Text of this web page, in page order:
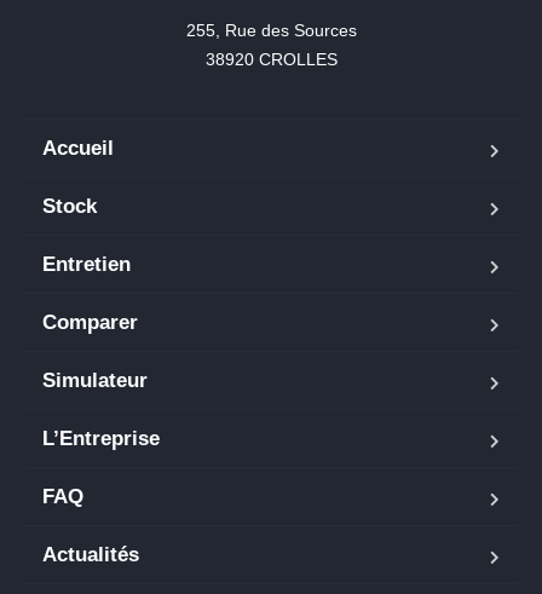
255, Rue des Sources
38920 CROLLES
Accueil
Stock
Entretien
Comparer
Simulateur
L’Entreprise
FAQ
Actualités